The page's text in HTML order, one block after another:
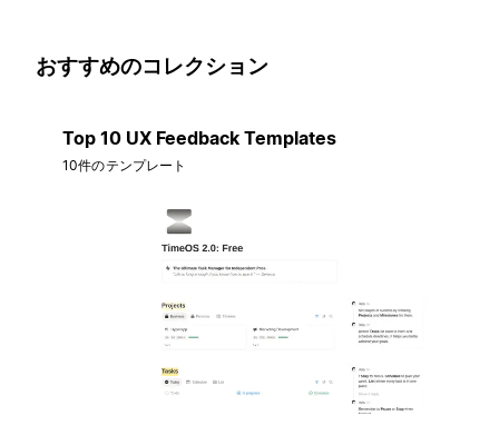
おすすめのコレクション
Top 10 UX Feedback Templates
10件のテンプレート